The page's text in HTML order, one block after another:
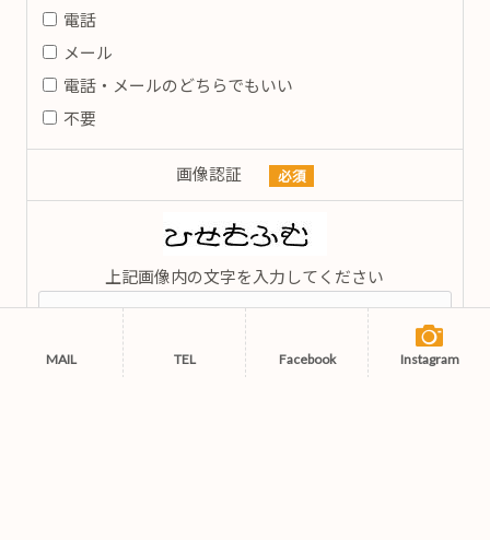
電話
メール
電話・メールのどちらでもいい
不要
画像認証 必須
上記画像内の文字を入力してください
MAIL TEL Facebook Instagram